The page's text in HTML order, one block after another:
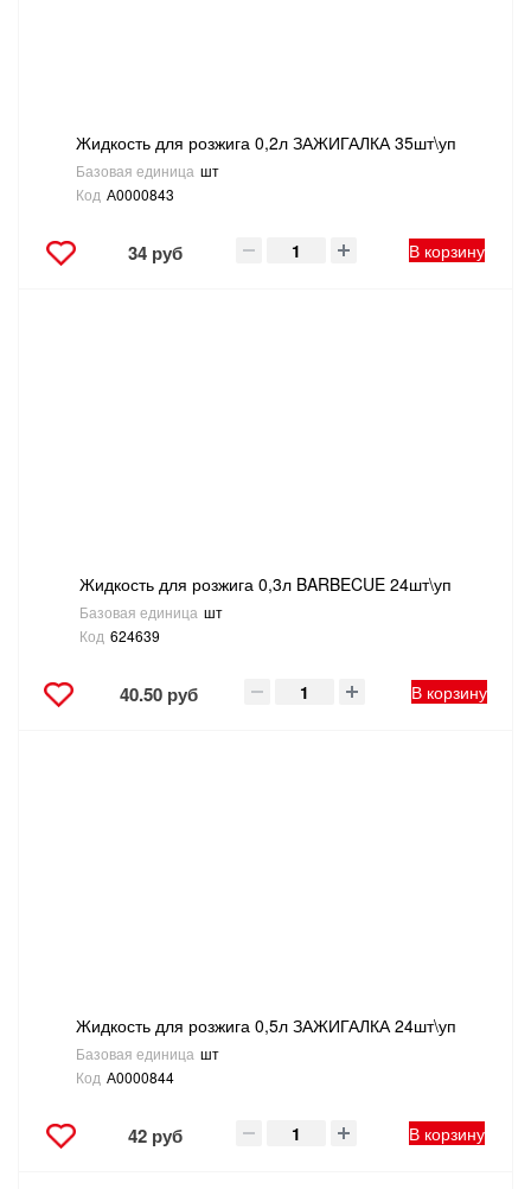
Жидкость для розжига 0,2л ЗАЖИГАЛКА 35шт\уп
Базовая единица шт
Код А0000843
34 руб В корзину
Жидкость для розжига 0,3л BARBECUE 24шт\уп
Базовая единица шт
Код 624639
40.50 руб В корзину
Жидкость для розжига 0,5л ЗАЖИГАЛКА 24шт\уп
Базовая единица шт
Код А0000844
42 руб В корзину